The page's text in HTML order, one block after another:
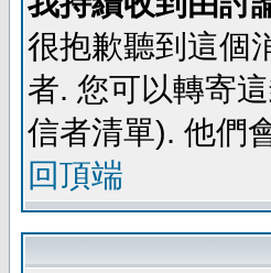
很抱歉聽到這個
者. 您可以轉寄
信者清單). 他們
回頂端